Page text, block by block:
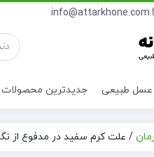
info@attarkhone.com
نوشیدنی ها
عسل طبیعی جدیدترین محصولات
/ علت کرم سفید در مدفوع از